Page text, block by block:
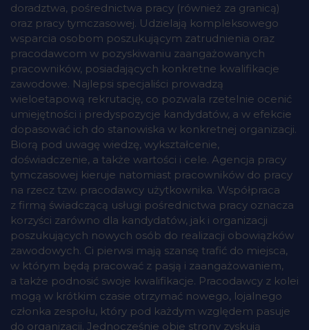
doradztwa, pośrednictwa pracy (również za granicą)
oraz pracy tymczasowej. Udzielają kompleksowego
wsparcia osobom poszukującym zatrudnienia oraz
pracodawcom w pozyskiwaniu zaangażowanych
pracowników, posiadających konkretne kwalifikacje
zawodowe. Najlepsi specjaliści prowadzą
wieloetapową rekrutację, co pozwala rzetelnie ocenić
umiejętności i predyspozycje kandydatów, a w efekcie
dopasować ich do stanowiska w konkretnej organizacji.
Biorą pod uwagę wiedzę, wykształcenie,
doświadczenie, a także wartości i cele. Agencja pracy
tymczasowej kieruje natomiast pracowników do pracy
na rzecz tzw. pracodawcy użytkownika. Współpraca
z firmą świadczącą usługi pośrednictwa pracy oznacza
korzyści zarówno dla kandydatów, jak i organizacji
poszukujących nowych osób do realizacji obowiązków
zawodowych. Ci pierwsi mają szansę trafić do miejsca,
w którym będą pracować z pasją i zaangażowaniem,
a także podnosić swoje kwalifikacje. Pracodawcy z kolei
mogą w krótkim czasie otrzymać nowego, lojalnego
członka zespołu, który pod każdym względem pasuje
do organizacji. Jednocześnie obie strony zyskują